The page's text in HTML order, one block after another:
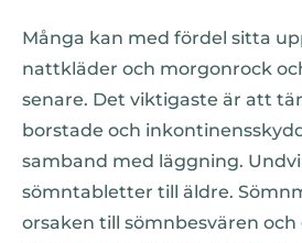
Många kan med fördel sitta
nattkläder och morgonrock
senare. Det viktigaste är att
borstade och
samband med läggning.
sömntabletter till äldre.
orsaken till sömnbesvären och